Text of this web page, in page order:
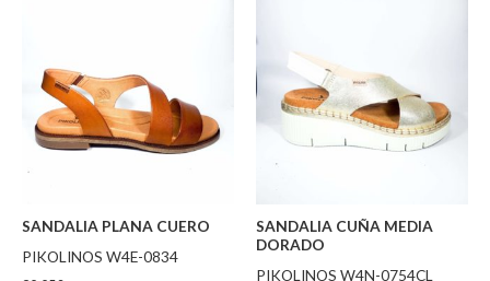
SANDALIA PLANA CUERO
PIKOLINOS W4E-0834
SANDALIA CUÑA MEDIA
DORADO
PIKOLINOS W4N-0754CL